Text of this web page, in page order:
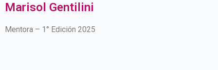
Marisol Gentilini
Mentora – 1° Edición 2025